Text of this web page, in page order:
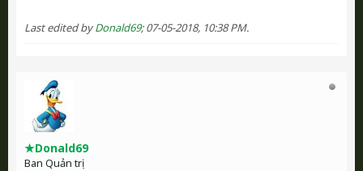
Last edited byDonald69;07-05-2018, 10:38 PM.
★Donald69
Ban Quản trị